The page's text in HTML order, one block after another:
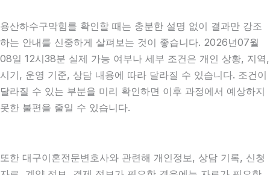
용산하수구막힘를 확인할 때는 충분한 설명 없이 결과만 강조
하는 안내를 신중하게 살펴보는 것이 좋습니다. 2026년07월
08일 12시38분 실제 가능 여부나 세부 조건은 개인 상황, 지역,
시기, 운영 기준, 상담 내용에 따라 달라질 수 있습니다. 조건이
달라질 수 있는 부분을 미리 확인하면 이후 과정에서 예상하지
못한 불편을 줄일 수 있습니다.
또한 대구이혼전문변호사와 관련해 개인정보, 상담 기록, 신청